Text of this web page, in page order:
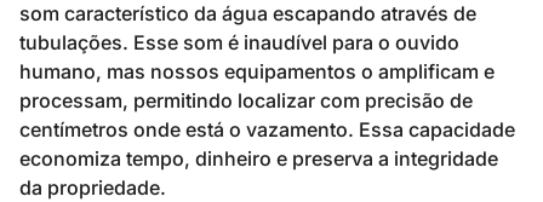
som característico da água escapando através de
tubulações. Esse som é inaudível para o ouvido
humano, mas nossos equipamentos o amplificam e
processam, permitindo localizar com precisão de
centímetros onde está o vazamento. Essa capacidade
economiza tempo, dinheiro e preserva a integridade
da propriedade.